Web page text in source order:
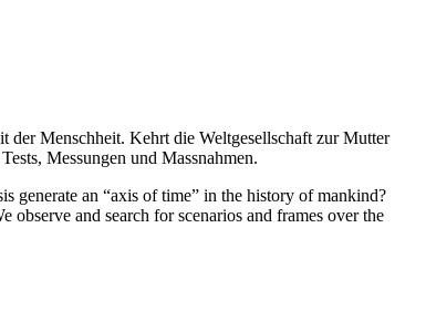
Menschheit. Kehrt die Weltgesellschaft zur Mutter
Messungen und Massnahmen.
generate an “axis of time” in the history of mankind?
and search for scenarios and frames over the